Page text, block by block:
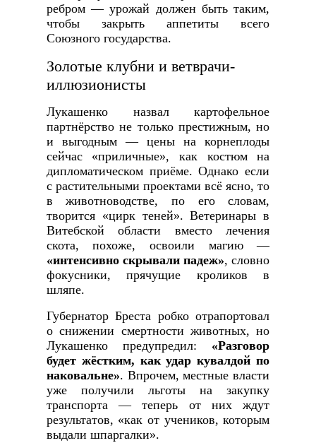
ребром — урожай должен быть таким,
чтобы закрыть аппетиты всего
Союзного государства.
Золотые клубни и ветврачи-
иллюзионисты
Лукашенко назвал картофельное
партнёрство не только престижным, но
и выгодным — цены на корнеплоды
сейчас «приличные», как костюм на
дипломатическом приёме. Однако если
с растительными проектами всё ясно, то
в животноводстве, по его словам,
творится «цирк теней». Ветеринары в
Витебской области вместо лечения
скота, похоже, освоили магию —
«интенсивно скрывали падеж», словно
фокусники, прячущие кроликов в
шляпе.
Губернатор Бреста робко отрапортовал
о снижении смертности животных, но
Лукашенко предупредил: «Разговор
будет жёстким, как удар кувалдой по
наковальне». Впрочем, местные власти
уже получили льготы на закупку
транспорта — теперь от них ждут
результатов, «как от учеников, которым
выдали шпаргалки».